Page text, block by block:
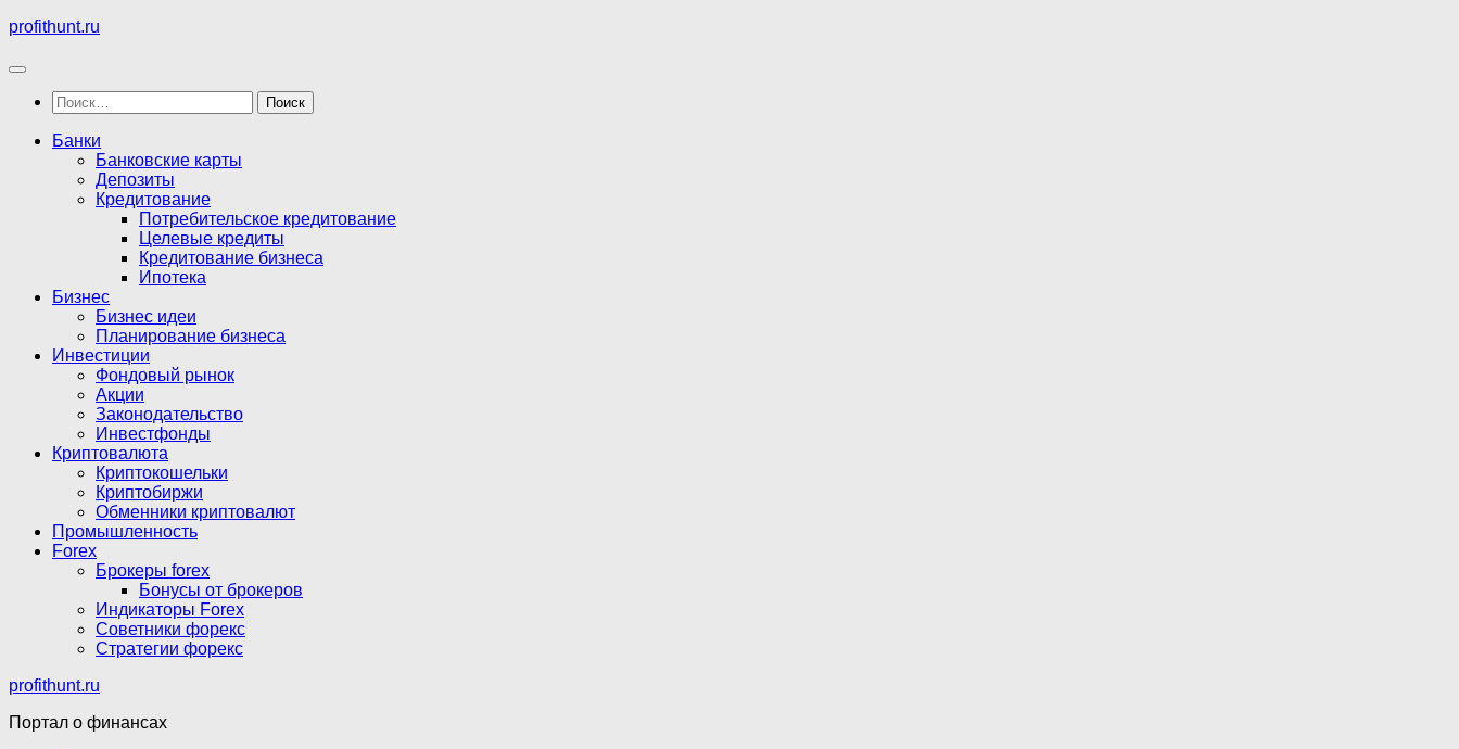
Перейти
содержимому
profithunt.ru
Найти:
Банки
Банковские карты
Депозиты
Кредитование
Потребительское кредитование
Целевые кредиты
Кредитование бизнеса
Ипотека
Бизнес
Бизнес идеи
Планирование бизнеса
Инвестиции
Фондовый рынок
Акции
Законодательство
Инвестфонды
Криптовалюта
Криптокошельки
Криптобиржи
Обменники криптовалют
Промышленность
Forex
Брокеры forex
Бонусы от брокеров
Индикаторы Forex
Советники форекс
Стратегии форекс
profithunt.ru
Портал о финансах